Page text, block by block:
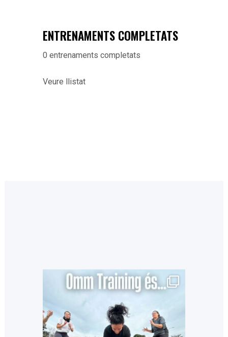
ENTRENAMENTS COMPLETATS
0 entrenaments completats
Veure llistat